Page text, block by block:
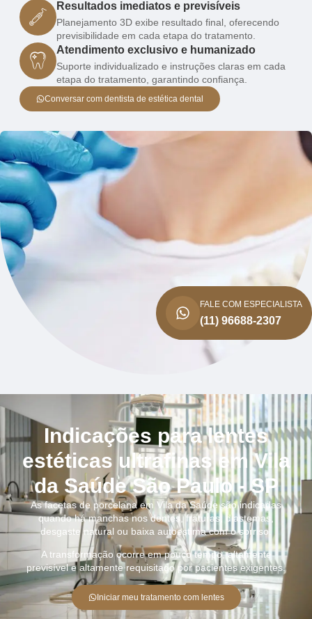
Resultados imediatos e previsíveis
Planejamento 3D exibe resultado final, oferecendo
previsibilidade em cada etapa do tratamento.
Atendimento exclusivo e humanizado
Suporte individualizado e instruções claras em cada
etapa do tratamento, garantindo confiança.
Conversar com dentista de estética dental
FALE COM ESPECIALISTA
(11) 96688-2307
Indicações para lentes
estéticas ultrafinas em Vila
da Saúde São Paulo - SP
As facetas de porcelana em Vila da Saúde são indicadas
quando há manchas nos dentes, fraturas, diastemas,
desgaste natural ou baixa autoestima com o sorriso.
A transformação ocorre em pouco tempo, altamente
previsível e altamente requisitado por pacientes exigentes.
Iniciar meu tratamento com lentes